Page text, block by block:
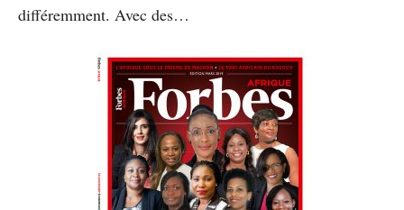
différemment. Avec des…